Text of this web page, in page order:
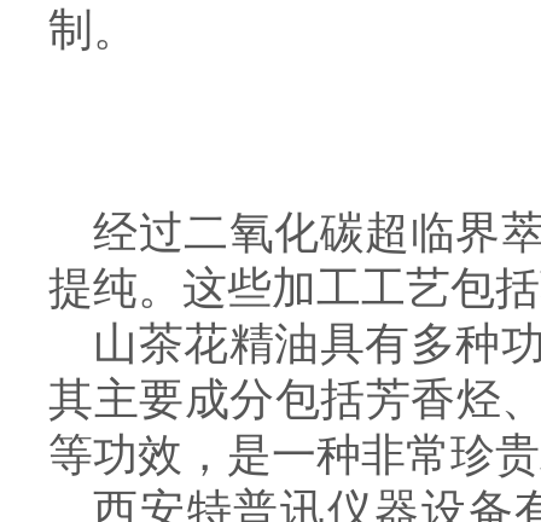
制。
经过二氧化碳超临界
提纯。这些加工工艺包
山茶花精油具有多种
其主要成分包括芳香烃
等功效 ， 是一种非常珍
西安特普讯仪器设备